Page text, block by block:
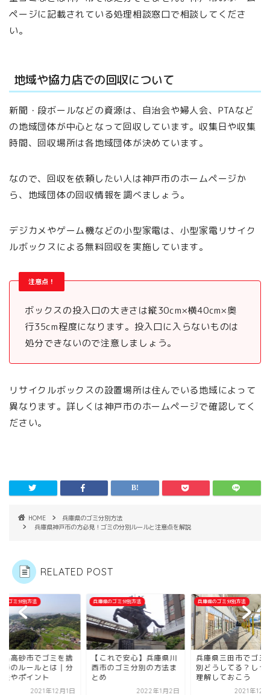
ページに記載されている処理相談窓口で相談してくださ
い。
地域や協力店での回収について
新聞・段ボールなどの資源は、自治会や婦人会、PTAなど
の地域団体が中心となって回収しています。収集日や収集
時間、回収場所は各地域団体が決めています。
なので、回収を依頼したい人は神戸市のホームページか
ら、地域団体の回収情報を調べましょう。
デジカメやゲーム機などの小型家電は、小型家電リサイク
ルボックスによる無料回収を実施しています。
注意点！
ボックスの投入口の大きさは縦30cm×横40cm×奥
行35cm程度になります。投入口に入らないものは
処分できないので注意しましょう。
リサイクルボックスの設置場所は住んでいる地域によって
異なります。詳しくは神戸市のホームページで確認してく
ださい。
HOME
兵庫県のゴミ分別方法
兵庫県神戸市の方必見！ゴミの分別ルールと注意点を解説
RELATED POST
のゴミ分別方法
県高砂市でゴミを捨
時のルールとは｜分
法やポイント
2021年12月1日
兵庫県のゴミ分別方法
【これで安心】兵庫県川
西市のゴミ分別の方法ま
とめ
2022年1月2日
兵庫県のゴミ分別方法
兵庫県三田市でゴミ
別どうしてる？しっ
理解しておこう
2021年12